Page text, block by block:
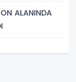
ALANINDA